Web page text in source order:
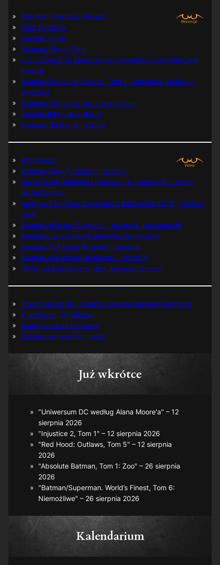
Bat-Man: Pierwszy Rycerz
Grób Batmana
Batman: Hush
Batman: Wojna Cieni
Tuzy Jokera: 13 klasycznych opowieści o zbrodniczym
klaunie
Batman Detective Comics, Tom 1: Gothamski Nokturn:
Uwertura
Batman: Wojna żartów z zagadkami
Batman #445-447, #480
Batman: Śmierć w rodzinie
Wątpliwość
Batman: Dark Patterns – recenzja
Nie prześpij Batmana i Robina P. K. Johnsona + zimny
jak lód bonus
Najlepsze komiksy związane z Batmanem 2025 (Polska i
USA)
Batman Arkham: Clayface – recenzja, prezentacja
Batman i ukryty skarb Berniego Wrightsona
Batman: Full Moon (Pełnia) – recenzja
Batman and Robin: Memento – recenzja
30 lat od polskiej premiery „Batman Forever”
Powrót do lat 60. z okazji 60-lecia premiery Batmana
Z archiwum TM-Semic
Nawiązania do Batmana
Batman na kasetach video
Już wkrótce
"Uniwersum DC według Alana Moore'a" – 12
sierpnia 2026
"Injustice 2, Tom 1" – 12 sierpnia 2026
"Red Hood: Outlaws, Tom 5" – 12 sierpnia
2026
"Absolute Batman, Tom 1: Zoo" – 26 sierpnia
2026
"Batman/Superman. World’s Finest, Tom 6:
Niemożliwe" – 26 sierpnia 2026
Kalendarium